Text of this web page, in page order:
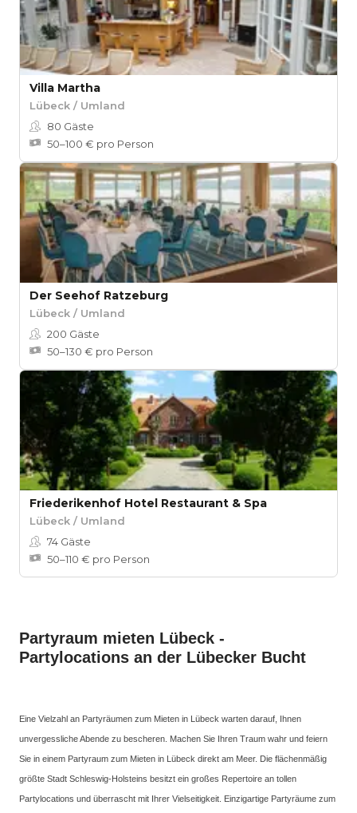
Villa Martha
Lübeck / Umland
80 Gäste
50–100 € pro Person
Der Seehof Ratzeburg
Lübeck / Umland
200 Gäste
50–130 € pro Person
Friederikenhof Hotel Restaurant & Spa
Lübeck / Umland
74 Gäste
50–110 € pro Person
Partyraum mieten Lübeck -
Partylocations an der Lübecker Bucht
Eine Vielzahl an Partyräumen zum Mieten in Lübeck warten darauf, Ihnen
unvergessliche Abende zu bescheren. Machen Sie Ihren Traum wahr und feiern
Sie in einem Partyraum zum Mieten in Lübeck direkt am Meer. Die flächenmäßig
größte Stadt Schleswig-Holsteins besitzt ein großes Repertoire an tollen
Partylocations und überrascht mit Ihrer Vielseitigkeit. Einzigartige Partyräume zum